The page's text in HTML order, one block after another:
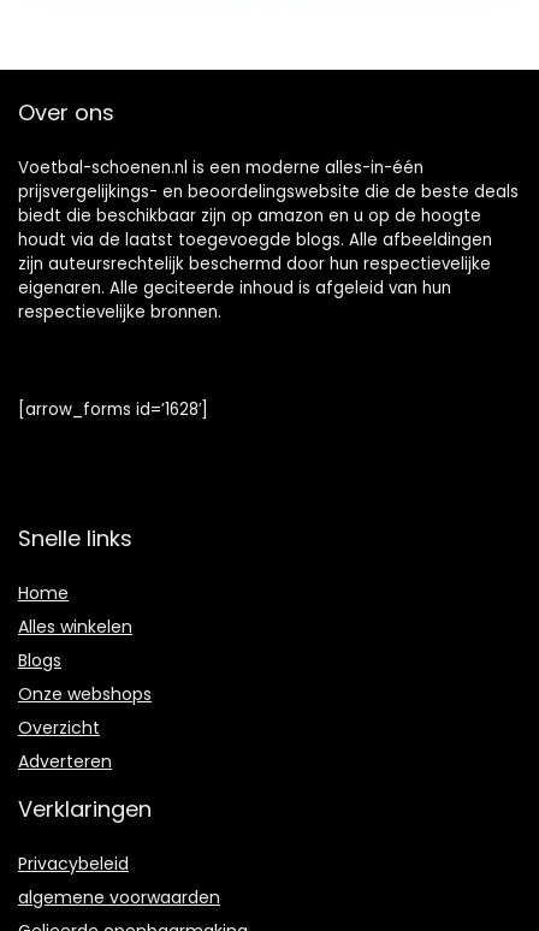
Over ons
Voetbal-schoenen.nl is een moderne alles-in-één
prijsvergelijkings- en beoordelingswebsite die de beste deals
biedt die beschikbaar zijn op amazon en u op de hoogte
houdt via de laatst toegevoegde blogs. Alle afbeeldingen
zijn auteursrechtelijk beschermd door hun respectievelijke
eigenaren. Alle geciteerde inhoud is afgeleid van hun
respectievelijke bronnen.
[arrow_forms id=’1628′]
Snelle links
Home
Alles winkelen
Blogs
Onze webshops
Overzicht
Adverteren
Verklaringen
Privacybeleid
algemene voorwaarden